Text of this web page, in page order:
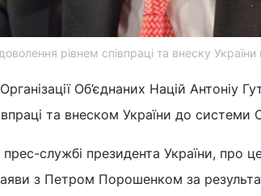
рівнем співпраці та внеску
Об’єднаних Націй Антоніу
та внеском України до системи
службі президента України, про
з Петром Порошенком за